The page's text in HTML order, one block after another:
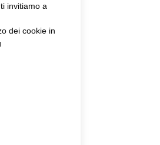
invitiamo a
dei cookie in